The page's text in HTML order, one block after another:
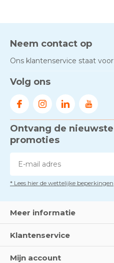
Neem contact op
Ons klantenservice staat voor
Volg ons
Ontvang de
promoties
* Lees hier de wettelijke beperkingen
Meer informatie
Klantenservice
Mijn account